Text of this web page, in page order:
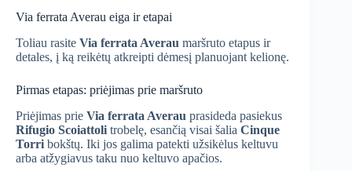
Via ferrata Averau eiga ir etapai
Toliau rasite Via ferrata Averau maršruto etapus ir
detales, į ką reikėtų atkreipti dėmesį planuojant kelionę.
Pirmas etapas: priėjimas prie maršruto
Priėjimas prie Via ferrata Averau prasideda pasiekus
Rifugio Scoiattoli trobelę, esančią visai šalia Cinque
Torri bokštų. Iki jos galima patekti užsikėlus keltuvu
arba atžygiavus taku nuo keltuvo apačios.